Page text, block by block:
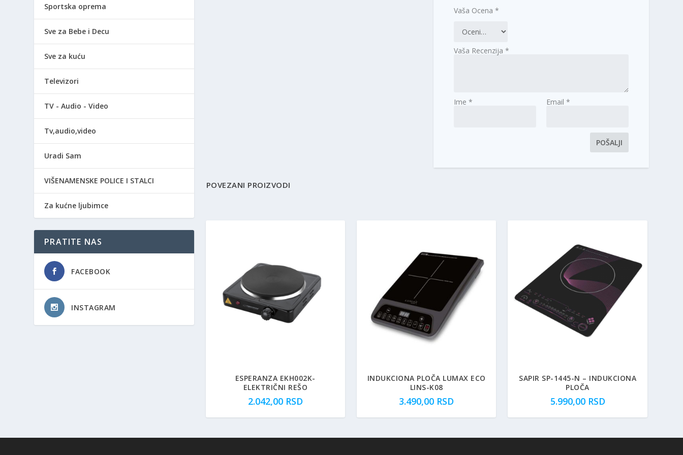
Vaša Ocena*
Vaša Recenzija*
Ime* Email*
POVEZANI PROIZVODI
ESPERANZA EKH002K-
ELEKTRIČNI REŠO
2.042,00 RSD
INDUKCIONA PLOČA LUMAX ECO
LINS-K08
3.490,00 RSD
SAPIR SP-1445-N – INDUKCIONA
PLOČA
5.990,00 RSD
Sportska oprema
Sve za Bebe i Decu
Sve za kuću
Televizori
TV - Audio - Video
Tv,audio,video
Uradi Sam
VIŠENAMENSKE POLICE I STALCI
Za kućne ljubimce
PRATITE NAS
FACEBOOK
INSTAGRAM